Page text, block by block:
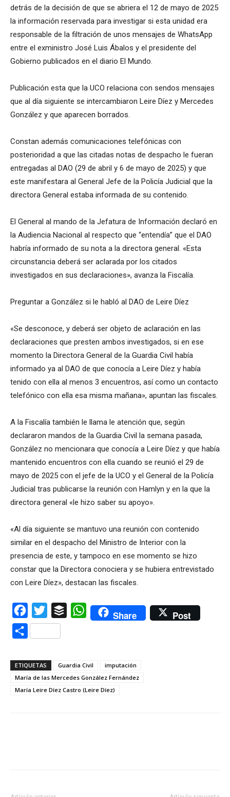
detrás de la decisión de que se abriera el 12 de mayo de 2025
la información reservada para investigar si esta unidad era
responsable de la filtración de unos mensajes de WhatsApp
entre el exministro José Luis Ábalos y el presidente del
Gobierno publicados en el diario El Mundo.
Publicación esta que la UCO relaciona con sendos mensajes
que al día siguiente se intercambiaron Leire Díez y Mercedes
González y que aparecen borrados.
Constan además comunicaciones telefónicas con
posterioridad a que las citadas notas de despacho le fueran
entregadas al DAO (29 de abril y 6 de mayo de 2025) y que
este manifestara al General Jefe de la Policía Judicial que la
directora General estaba informada de su contenido.
El General al mando de la Jefatura de Información declaró en
la Audiencia Nacional al respecto que “entendía” que el DAO
habría informado de su nota a la directora general. «Esta
circunstancia deberá ser aclarada por los citados
investigados en sus declaraciones», avanza la Fiscalía.
Preguntar a González si le habló al DAO de Leire Díez
«Se desconoce, y deberá ser objeto de aclaración en las
declaraciones que presten ambos investigados, si en ese
momento la Directora General de la Guardia Civil había
informado ya al DAO de que conocía a Leire Díez y había
tenido con ella al menos 3 encuentros, así como un contacto
telefónico con ella esa misma mañana», apuntan las fiscales.
A la Fiscalía también le llama le atención que, según
declararon mandos de la Guardia Civil la semana pasada,
González no mencionara que conocía a Leire Díez y que había
mantenido encuentros con ella cuando se reunió el 29 de
mayo de 2025 con el jefe de la UCO y el General de la Policía
Judicial tras publicarse la reunión con Hamlyn y en la que la
directora general «le hizo saber su apoyo».
«Al día siguiente se mantuvo una reunión con contenido
similar en el despacho del Ministro de Interior con la
presencia de este, y tampoco en ese momento se hizo
constar que la Directora conociera y se hubiera entrevistado
con Leire Díez», destacan las fiscales.
Facebook
Twitter Buffer WhatsAppShare Post
Compartir
ETIQUETAS Guardia Civil
imputación
María de las Mercedes González Fernández
María Leire Díez Castro (Leire Díez)